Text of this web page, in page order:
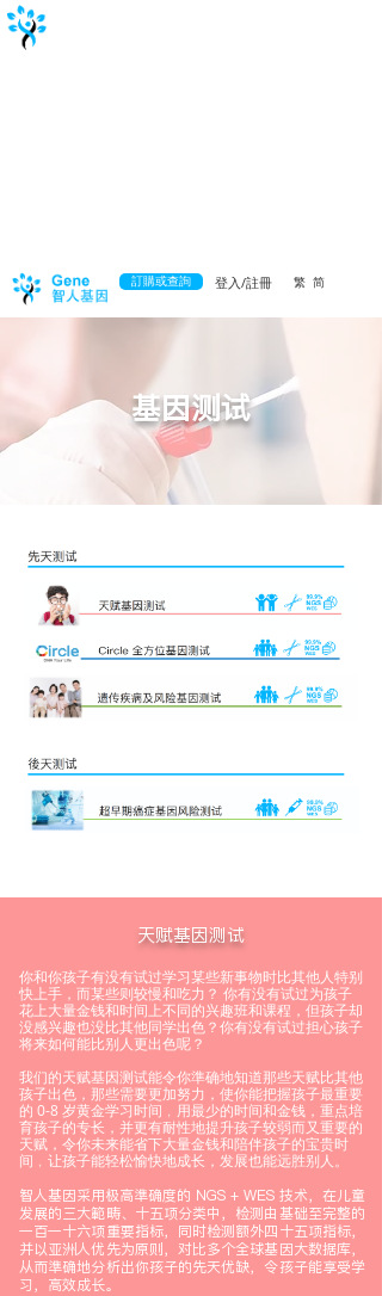
訂購或查詢 登入/註冊 繁 简
基因测试
天赋基因测试
你和你孩子有没有试过学习某些新事物时比其他人特别
快上手，而某些则较慢和吃力？ 你有没有试过为孩子
花上大量金钱和时间上不同的兴趣班和课程，但孩子却
没感兴趣也没比其他同学出色？你有没有试过担心孩子
将来如何能比别人更出色呢？
我们的天赋基因测试能令你準确地知道那些天赋比其他
孩子出色，那些需要更加努力，使你能把握孩子最重要
的 0-8 岁黄金学习时间﹐用最少的时间和金钱，重点培
育孩子的专长，并更有耐性地提升孩子较弱而又重要的
天赋，令你未来能省下大量金钱和陪伴孩子的宝贵时
间﹐让孩子能轻松愉快地成长，发展也能远胜别人。
智人基因采用极高準确度的 NGS + WES 技术，在儿童
发展的三大範畴、十五项分类中，检测由基础至完整的
一百一十六项重要指标，同时检测额外四十五项指标，
并以亚洲人优先为原则，对比多个全球基因大数据库，
从而準确地分析出你孩子的先天优缺，令孩子能享受学
习，高效成长。